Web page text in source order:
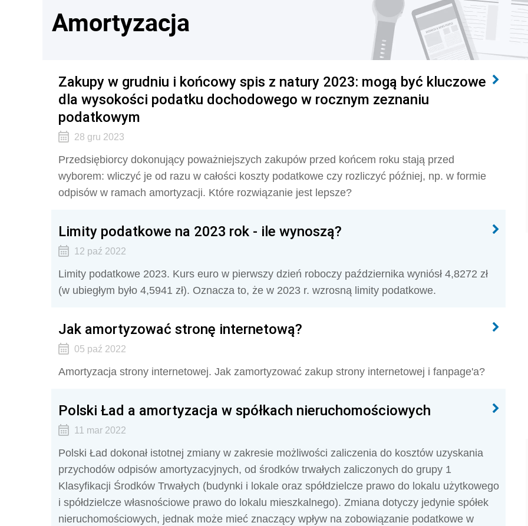
Amortyzacja
Zakupy w grudniu i końcowy spis z natury 2023: mogą być kluczowe
dla wysokości podatku dochodowego w rocznym zeznaniu
podatkowym
28 gru 2023
Przedsiębiorcy dokonujący poważniejszych zakupów przed końcem roku stają przed
wyborem: wliczyć je od razu w całości koszty podatkowe czy rozliczyć później, np. w formie
odpisów w ramach amortyzacji. Które rozwiązanie jest lepsze?
Limity podatkowe na 2023 rok - ile wynoszą?
12 paź 2022
Limity podatkowe 2023. Kurs euro w pierwszy dzień roboczy października wyniósł 4,8272 zł
(w ubiegłym było 4,5941 zł). Oznacza to, że w 2023 r. wzrosną limity podatkowe.
Jak amortyzować stronę internetową?
05 paź 2022
Amortyzacja strony internetowej. Jak zamortyzować zakup strony internetowej i fanpage'a?
Polski Ład a amortyzacja w spółkach nieruchomościowych
11 mar 2022
Polski Ład dokonał istotnej zmiany w zakresie możliwości zaliczenia do kosztów uzyskania
przychodów odpisów amortyzacyjnych, od środków trwałych zaliczonych do grupy 1
Klasyfikacji Środków Trwałych (budynki i lokale oraz spółdzielcze prawo do lokalu użytkowego
i spółdzielcze własnościowe prawo do lokalu mieszkalnego). Zmiana dotyczy jedynie spółek
nieruchomościowych, jednak może mieć znaczący wpływ na zobowiązanie podatkowe w